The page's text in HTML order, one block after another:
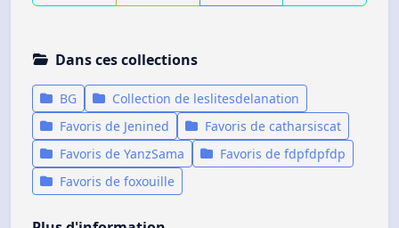
Dans ces collections
BG
Collection de leslitesdelanation
Favoris de Jenined
Favoris de catharsiscat
Favoris de YanzSama
Favoris de fdpfdpfdp
Favoris de foxouille